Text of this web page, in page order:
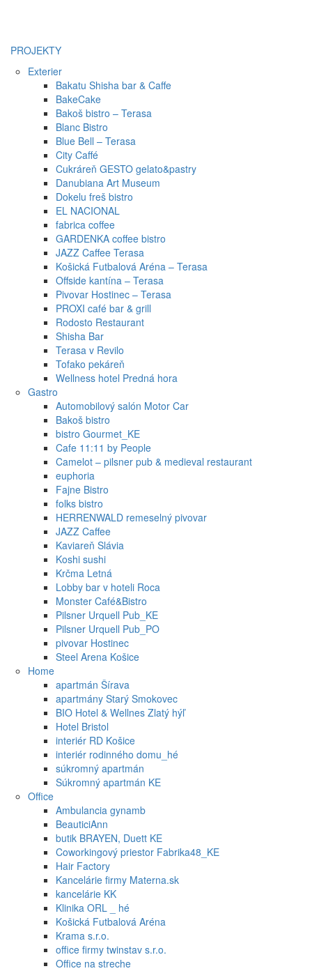
PROJEKTY
Exterier
Bakatu Shisha bar & Caffe
BakeCake
Bakoš bistro – Terasa
Blanc Bistro
Blue Bell – Terasa
City Caffé
Cukráreň GESTO gelato&pastry
Danubiana Art Museum
Dokelu freš bistro
EL NACIONAL
fabrica coffee
GARDENKA coffee bistro
JAZZ Caffee Terasa
Košická Futbalová Aréna – Terasa
Offside kantína – Terasa
Pivovar Hostinec – Terasa
PROXI café bar & grill
Rodosto Restaurant
Shisha Bar
Terasa v Revilo
Tofako pekáreň
Wellness hotel Predná hora
Gastro
Automobilový salón Motor Car
Bakoš bistro
bistro Gourmet_KE
Cafe 11:11 by People
Camelot – pilsner pub & medieval restaurant
euphoria
Fajne Bistro
folks bistro
HERRENWALD remeselný pivovar
JAZZ Caffee
Kaviareň Slávia
Koshi sushi
Krčma Letná
Lobby bar v hoteli Roca
Monster Café&Bistro
Pilsner Urquell Pub_KE
Pilsner Urquell Pub_PO
pivovar Hostinec
Steel Arena Košice
Home
apartmán Šírava
apartmány Starý Smokovec
BIO Hotel & Wellnes Zlatý hýľ
Hotel Bristol
interiér RD Košice
interiér rodinného domu_hé
súkromný apartmán
Súkromný apartmán KE
Office
Ambulancia gynamb
BeauticiAnn
butik BRAYEN, Duett KE
Coworkingový priestor Fabrika48_KE
Hair Factory
Kancelárie firmy Materna.sk
kancelárie KK
Klinika ORL _ hé
Košická Futbalová Aréna
Krama s.r.o.
office firmy twinstav s.r.o.
Office na streche